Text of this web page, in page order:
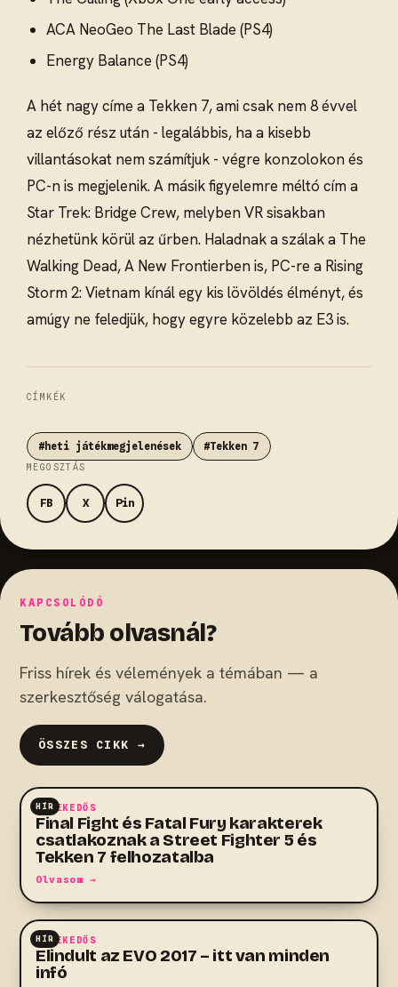
ACA NeoGeo The Last Blade (PS4)
Energy Balance (PS4)
A hét nagy címe a Tekken 7, ami csak nem 8 évvel
az előző rész után - legalábbis, ha a kisebb
villantásokat nem számítjuk - végre konzolokon és
PC-n is megjelenik. A másik figyelemre méltó cím a
Star Trek: Bridge Crew, melyben VR sisakban
nézhetünk körül az űrben. Haladnak a szálak a The
Walking Dead, A New Frontierben is, PC-re a Rising
Storm 2: Vietnam kínál egy kis lövöldés élményt, és
amúgy ne feledjük, hogy egyre közelebb az E3 is.
CÍMKÉK
#heti játékmegjelenések #Tekken 7
MEGOSZTÁS
FB X Pin
KAPCSOLÓDÓ
Tovább olvasnál?
Friss hírek és vélemények a témában — a
szerkesztőség válogatása.
ÖSSZES CIKK →
HÍR
VEREKEDŐS
Final Fight és Fatal Fury karakterek
csatlakoznak a Street Fighter 5 és
Tekken 7 felhozatalba
Olvasom →
HÍR
VEREKEDŐS
Elindult az EVO 2017 – itt van minden
infó